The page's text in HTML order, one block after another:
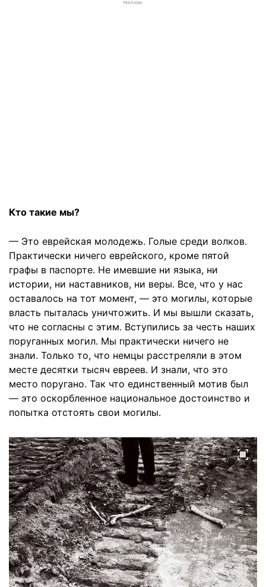
РЕКЛАМА
Кто такие мы?
— Это еврейская молодежь. Голые среди волков.
Практически ничего еврейского, кроме пятой
графы в паспорте. Не имевшие ни языка, ни
истории, ни наставников, ни веры. Все, что у нас
оставалось на тот момент, — это могилы, которые
власть пыталась уничтожить. И мы вышли сказать,
что не согласны с этим. Вступились за честь наших
поруганных могил. Мы практически ничего не
знали. Только то, что немцы расстреляли в этом
месте десятки тысяч евреев. И знали, что это
место поругано. Так что единственный мотив был
— это оскорбленное национальное достоинство и
попытка отстоять свои могилы.